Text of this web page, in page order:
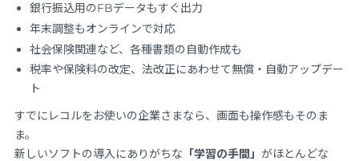
銀行振込用のFBデータもすぐ出力
年末調整もオンラインで対応
社会保険関連など、各種書類の自動作成も
税率や保険料の改定、法改正にあわせて無償・自動アップデー
ト
すでにレコルをお使いの企業さまなら、画面も操作感もそのま
ま。
新しいソフトの導入にありがちな 「学習の手間」 がほとんどな